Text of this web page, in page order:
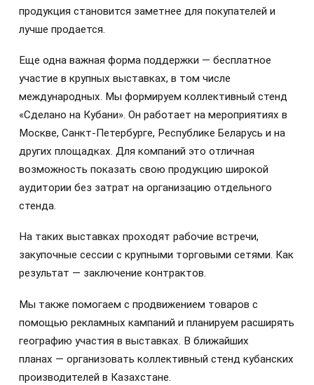
продукция становится заметнее для покупателей и
лучше продается.
Еще одна важная форма поддержки — бесплатное
участие в крупных выставках, в том числе
международных. Мы формируем коллективный стенд
«Сделано на Кубани». Он работает на мероприятиях в
Москве, Санкт‑Петербурге, Республике Беларусь и на
других площадках. Для компаний это отличная
возможность показать свою продукцию широкой
аудитории без затрат на организацию отдельного
стенда.
На таких выставках проходят рабочие встречи,
закупочные сессии с крупными торговыми сетями. Как
результат — заключение контрактов.
Мы также помогаем с продвижением товаров с
помощью рекламных кампаний и планируем расширять
географию участия в выставках. В ближайших
планах — организовать коллективный стенд кубанских
производителей в Казахстане.